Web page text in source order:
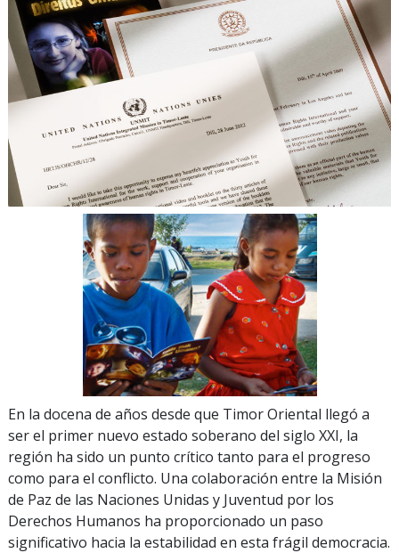
En la docena de años desde que Timor Oriental llegó a
ser el primer nuevo estado soberano del siglo XXI, la
región ha sido un punto crítico tanto para el progreso
como para el conflicto. Una colaboración entre la Misión
de Paz de las Naciones Unidas y Juventud por los
Derechos Humanos ha proporcionado un paso
significativo hacia la estabilidad en esta frágil democracia.